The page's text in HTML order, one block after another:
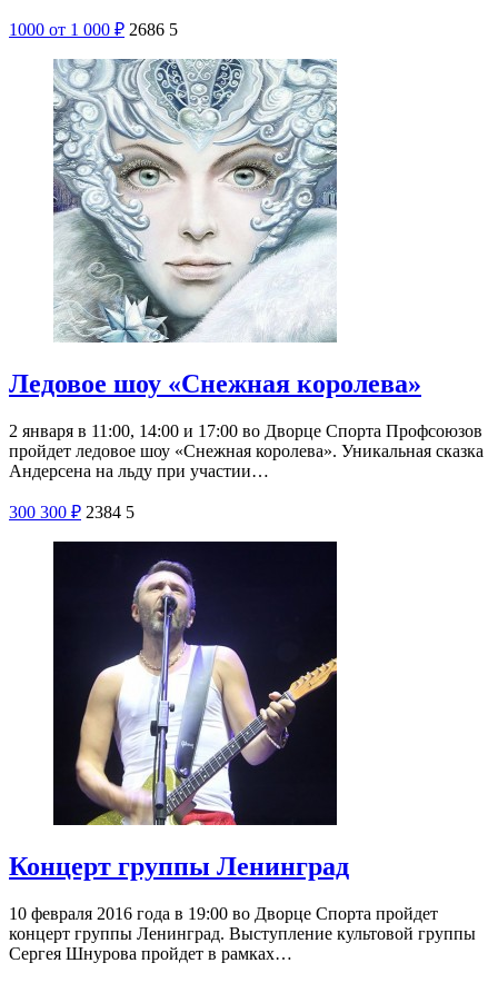
1000 от 1 000 ₽ 2686 5
Ледовое шоу «Снежная королева»
2 января в 11:00, 14:00 и 17:00 во Дворце Спорта Профсоюзов
пройдет ледовое шоу «Снежная королева». Уникальная сказка
Андерсена на льду при участии…
300 300 ₽ 2384 5
Концерт группы Ленинград
10 февраля 2016 года в 19:00 во Дворце Спорта пройдет
концерт группы Ленинград. Выступление культовой группы
Сергея Шнурова пройдет в рамках…